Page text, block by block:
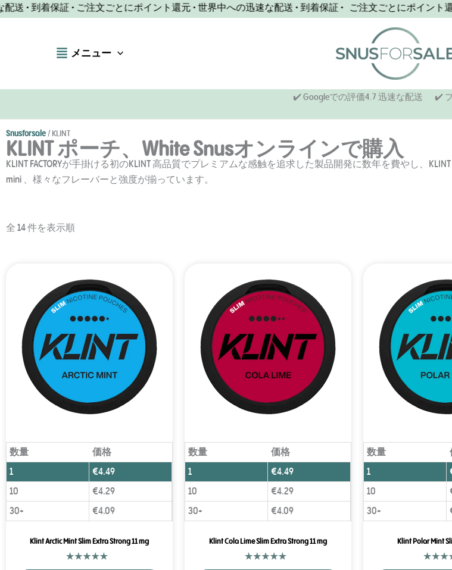
コ
ッ
着保証 • ご注文ごとにポイント還元 • 世界中への迅速な配送 • 到着保証 • ご注文ごとにポイント還元
メニュー
✔️ Googleでの評価4.7 迅速な配送 ✔️
Snusforsale/ KLINT
KLINT ポーチ、White Snusオンラインで購入
KLINT FACTORYが手掛ける初のKLINT 高品質でプレミアムな感触を追求した製品開発に数年を費やし、
mini 、様々なフレーバーと強度が揃っています。
全 14 件を表示気
順
数量
価格
1
€4.49
10
€4.29
30+
€4.09
Klint Arctic Mint Slim Extra Strong 11 mg
数量
価格
1
€4.49
10
€4.29
30+
€4.09
Klint Cola Lime Slim Extra Strong 11 mg
数量
1
10
30+
Klint Polar Mint